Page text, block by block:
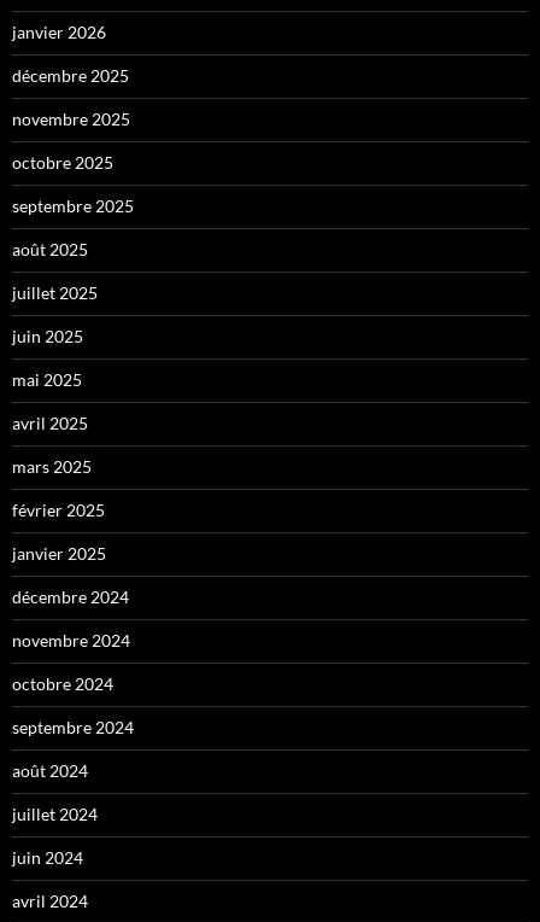
janvier 2026
décembre 2025
novembre 2025
octobre 2025
septembre 2025
août 2025
juillet 2025
juin 2025
mai 2025
avril 2025
mars 2025
février 2025
janvier 2025
décembre 2024
novembre 2024
octobre 2024
septembre 2024
août 2024
juillet 2024
juin 2024
avril 2024